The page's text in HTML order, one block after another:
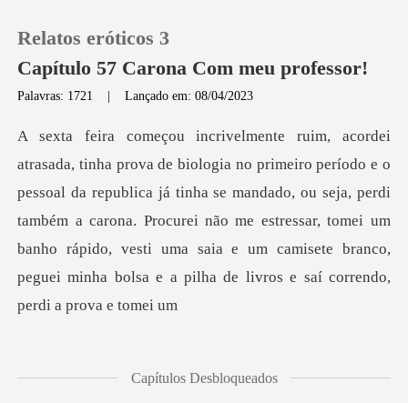
0
Loja
Relatos eróticos 3
Capítulo 57 Carona Com meu professor!
Palavras: 1721 |Lançado em: 08/04/2023
da republica já tinha se mandado, ou seja, perdi
também a carona. Procurei não me estressar, tomei um
banho rápido,
Capítulos Desbloqueados